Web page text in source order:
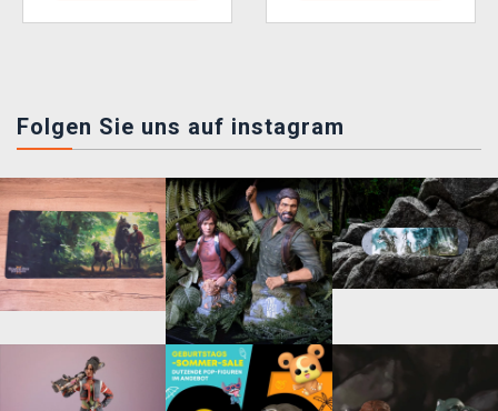
Folgen Sie uns auf instagram